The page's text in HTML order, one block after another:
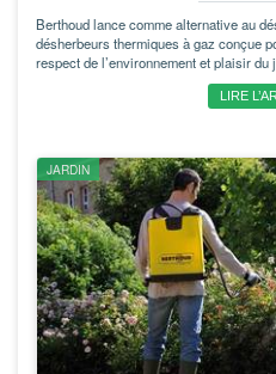
Berthoud lance comme alternative au
désherbeurs thermiques à gaz conçue
respect de l’environnement et plaisir du
LIRE
JARDIN